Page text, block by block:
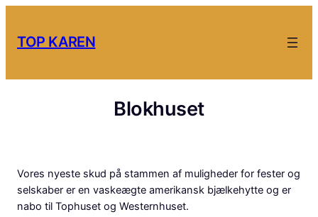
content
TOP KAREN
Blokhuset
Vores nyeste skud på stammen af muligheder for fester og
selskaber er en vaskeægte amerikansk bjælkehytte og er
nabo til Tophuset og Westernhuset.